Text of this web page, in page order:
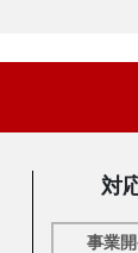
対
事業